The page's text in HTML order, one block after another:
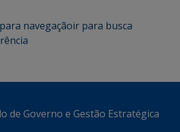
navegaçãoir para busca
de Governo e Gestão Estratégica